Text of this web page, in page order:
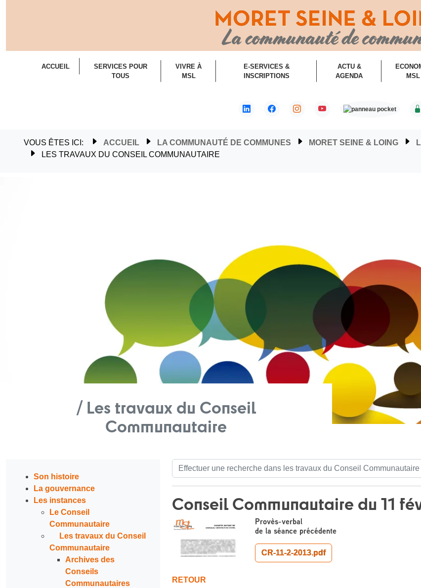
ACCUEIL
SERVICES POUR
TOUS
VIVRE À
MSL
E-SERVICES &
INSCRIPTIONS
ACTU &
AGENDA
MSL
VOUS ÊTES ICI: ACCUEIL LA COMMUNAUTÉ DE COMMUNES MORET SEINE & LOING
LES TRAVAUX DU CONSEIL COMMUNAUTAIRE
/ Les travaux du Conseil
Communautaire
Son histoire
La gouvernance
Les instances
Le Conseil
Communautaire
Les travaux du Conseil
Communautaire
Archives des
Conseils
Communautaires
Recherche de:
Conseil Communautaire du 11
Provès-verbal
de la séance précédente
CR-11-2-2013.pdf
RETOUR